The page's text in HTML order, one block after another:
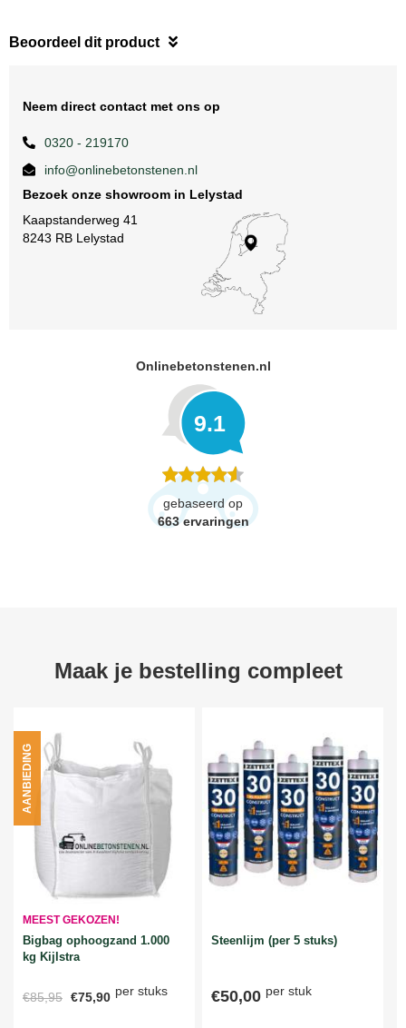
Beoordeel dit product
Neem direct contact met ons op
0320 - 219170
info@onlinebetonstenen.nl
Bezoek onze showroom in Lelystad
Kaapstanderweg 41
8243 RB Lelystad
Onlinebetonstenen.nl
9.1
gebaseerd op
663 ervaringen
Maak je bestelling compleet
MEEST GEKOZEN!
Bigbag ophoogzand 1.000
kg Kijlstra
€85,95 €75,90 per stuks
AANBIEDING
Steenlijm (per 5 stuks)
€50,00 per stuk